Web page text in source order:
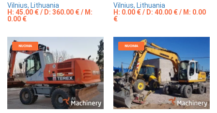
Vilnius, Lithuania
H: 45.00 € / D: 360.00 € / M:
0.00 €
Vilnius, Lithuania
H: 0.00 € / D: 40.00 € / M: 0.00
€
NUOMA NUOMA